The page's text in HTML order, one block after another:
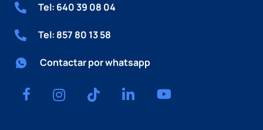
Tel: 640 39 08 04
Tel: 857 80 13 58
Contactar por whatsapp